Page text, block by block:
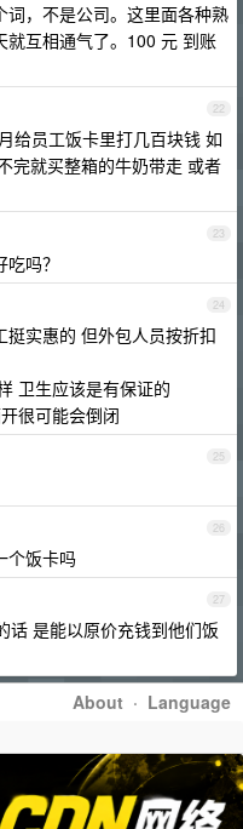
，不是公司。这里面各种熟
就互相通气了。100 元 到账
22
给员工饭卡里打几百块钱 如
完就买整箱的牛奶带走 或者
23
吗？
24
实惠的 但外包人员按折扣
卫生应该是有保证的
很可能会倒闭
25
26
个饭卡吗
27
话 是能以原价充钱到他们饭
About · Language